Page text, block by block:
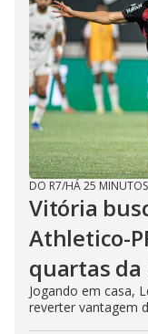
DO R7/HÁ 25 MINUTOS
Vitória
Athletico-
quartas da
Jogando em casa,
reverter vantagem